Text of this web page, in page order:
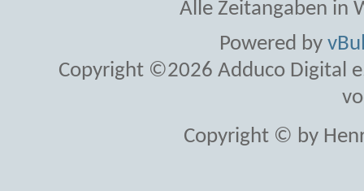
Alle Zeitangaben in
Powered by
Copyright ©2026 Adduco Digital
Copyright © by